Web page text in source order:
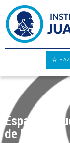
España se
de Madrid